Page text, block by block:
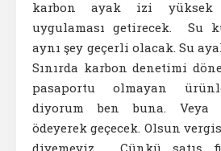
karbon ayak izi yüksek
uygulaması getirecek. Su
aynı şey geçerli olacak. Su
Sınırda karbon denetimi
pasaportu olmayan
diyorum ben buna. Veya
ödeyerek geçecek. Olsun